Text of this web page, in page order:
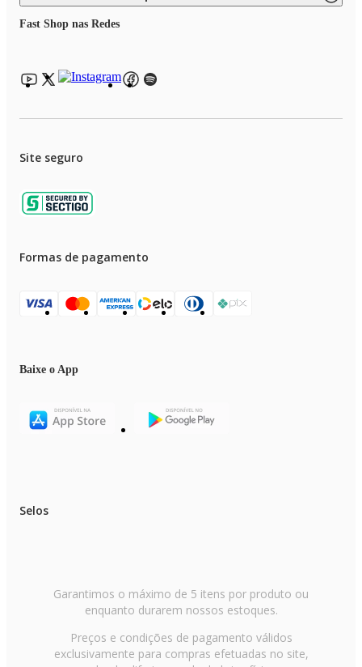
Fast Shop nas Redes
Site seguro
Formas de pagamento
Baixe o App
Selos
Garantimos o máximo de 5 itens por produto ou
enquanto durarem nossos estoques.
Preços e condições de pagamento válidos
exclusivamente para compras efetuadas no site,